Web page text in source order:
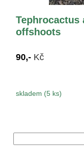
offshoots
90,- Kč
skladem (5 ks)